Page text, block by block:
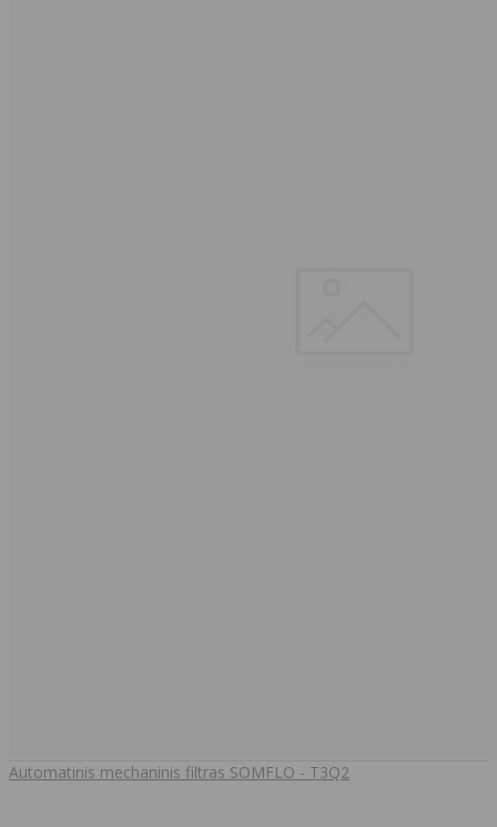
Automatinis mechaninis filtras SOMFLO - T3Q2